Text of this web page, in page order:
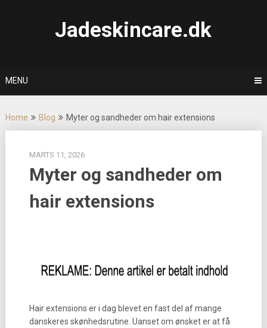
Jadeskincare.dk
MENU
Home Blog Myter og sandheder om hair extensions
MARTS 11, 2026
Myter og sandheder om
hair extensions
Hair extensions er i dag blevet en fast del af mange
danskeres skønhedsrutine. Uanset om ønsket er at få